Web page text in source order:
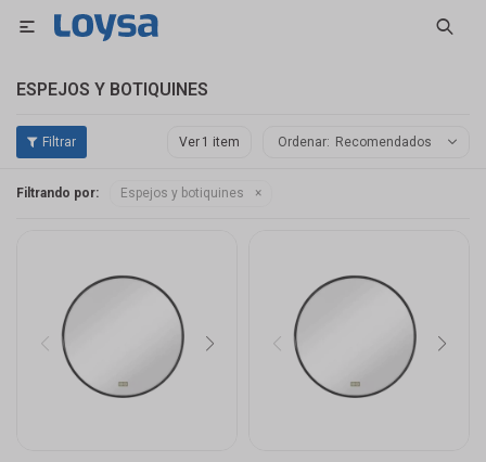

ESPEJOS Y BOTIQUINES
Ver Recomendados
Filtrando por: Espejos y botiquines